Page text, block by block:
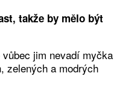
takže by mělo být
jim nevadí myčka
zelených a modrých